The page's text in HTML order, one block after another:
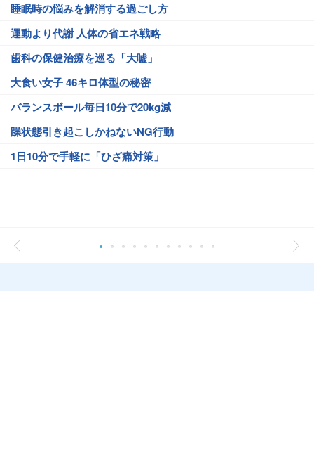
睡眠時の悩みを解消する過ごし方
運動より代謝 人体の省エネ戦略
歯科の保健治療を巡る「大嘘」
大食い女子 46キロ体型の秘密
バランスボール毎日10分で20kg減
躁状態引き起こしかねないNG行動
1日10分で手軽に「ひざ痛対策」